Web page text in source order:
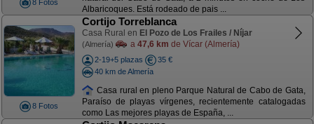
8 Fotos
Albaricoques. Está rodeado de pais ...
8 Fotos
Cortijo Torreblanca
Casa Rural en El Pozo de Los Frailes / Níjar
(Almería) a 47,6 km de Vícar (Almería)
2-19+5 plazas
35 €
40 km de Almería
Casa rural en pleno Parque Natural de Cabo de Gata,
Paraíso de playas vírgenes, recientemente catalogadas
como Las mejores playas de España, ...